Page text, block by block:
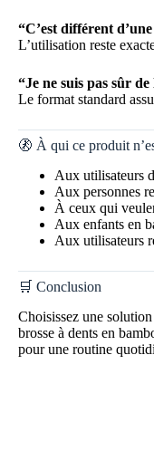
“C’est différent
L’utilisation reste
“Je ne suis pas sûr
Le format standard
🚷 À qui ce produit
Aux utilisateurs
Aux personnes
À ceux qui
Aux enfants en
Aux utilisateurs
🛒 Conclusion
Choisissez une
brosse à dents en
pour une routine